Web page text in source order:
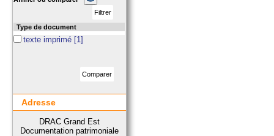
Type de document
texte imprimé [1]
Adresse
DRAC Grand Est
Documentation patrimoniale